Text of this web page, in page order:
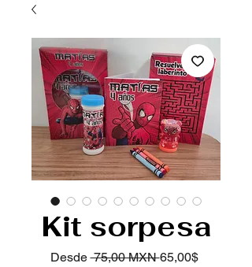
Kit sorpesa
Desde 75,00 MXN Precio
65,00$Precio de